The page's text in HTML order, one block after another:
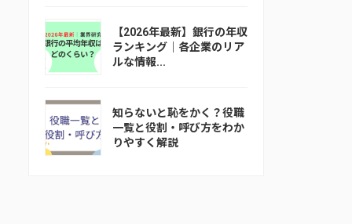
【2026年最新】銀行の年収
ランキング｜各企業のリア
ルな情報...
知らないと恥をかく？役職
一覧と役割・呼び方をわか
りやすく解説